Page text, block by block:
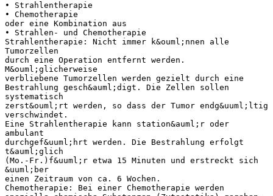
• Strahlentherapie
• Chemotherapie
oder eine Kombination aus
• Strahlen- und Chemotherapie
Strahlentherapie: Nicht immer k&ouml;nnen alle
Tumorzellen
durch eine Operation entfernt werden.
M&ouml;glicherweise
verbliebene Tumorzellen werden gezielt durch eine
Bestrahlung gesch&auml;digt. Die Zellen sollen
systematisch
zerst&ouml;rt werden, so dass der Tumor endg&uuml;ltig
verschwindet.
Eine Strahlentherapie kann station&auml;r oder
ambulant
durchgef&uuml;hrt werden. Die Bestrahlung erfolgt
t&auml;glich
(Mo.-Fr.)f&uuml;r etwa 15 Minuten und erstreckt sich
&uuml;ber
einen Zeitraum von ca. 6 Wochen.
Chemotherapie: Bei einer Chemotherapie werden